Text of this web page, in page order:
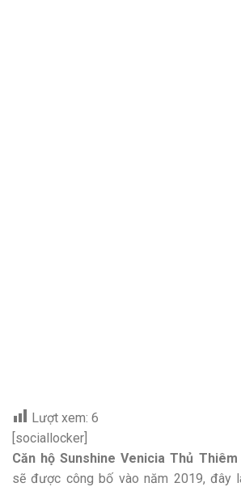
Lượt xem: 6
[sociallocker]
Căn hộ Sunshine Venicia Thủ Thiêm
sẽ được công bố vào năm 2019, đây